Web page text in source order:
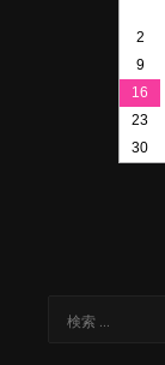
2
9
16
23
30